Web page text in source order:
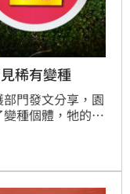
稀有變種
門發文分享，園
種個體，牠的外
呼漂亮、自己一